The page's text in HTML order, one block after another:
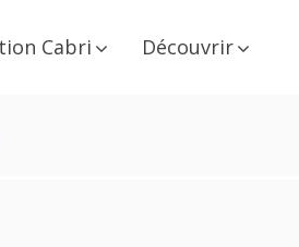
Cabri Découvrir